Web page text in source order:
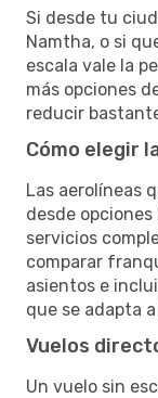
Si desde tu
Namtha, o si
escala vale la
más opciones
reducir
Cómo elegir
Las aerolíneas
desde
servicios
comparar
asientos e
que se adapta
Vuelos
Un vuelo sin